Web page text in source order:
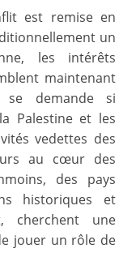
est remise en
un
les intérêts
maintenant
se demande si
Palestine et les
vedettes des
au cœur des
des pays
historiques et
cherchent une
jouer un rôle de